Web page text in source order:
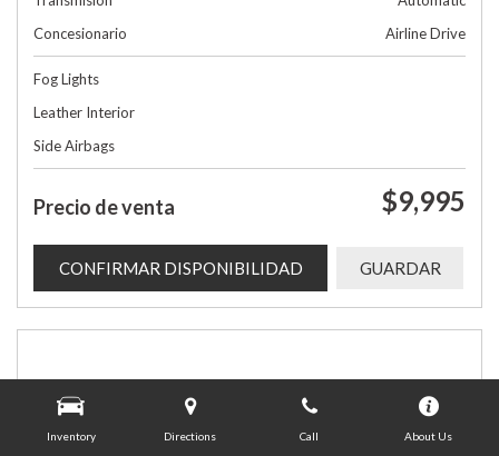
Inventory Directions Call About Us
Concesionario
Airline Drive
Fog Lights
Leather Interior
Side Airbags
Precio de venta $9,995
CONFIRMAR DISPONIBILIDAD GUARDAR